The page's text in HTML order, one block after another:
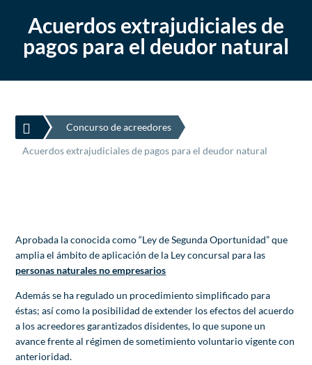
Acuerdos extrajudiciales de
pagos para el deudor natural

Concurso de acreedores
Acuerdos extrajudiciales de pagos para el deudor natural
Aprobada la conocida como “Ley de Segunda Oportunidad” que
amplia el ámbito de aplicación de la Ley concursal para las
personas naturales no empresarios
Además se ha regulado un procedimiento simplificado para
éstas; así como la posibilidad de extender los efectos del acuerdo
a los acreedores garantizados disidentes, lo que supone un
avance frente al régimen de sometimiento voluntario vigente con
anterioridad.